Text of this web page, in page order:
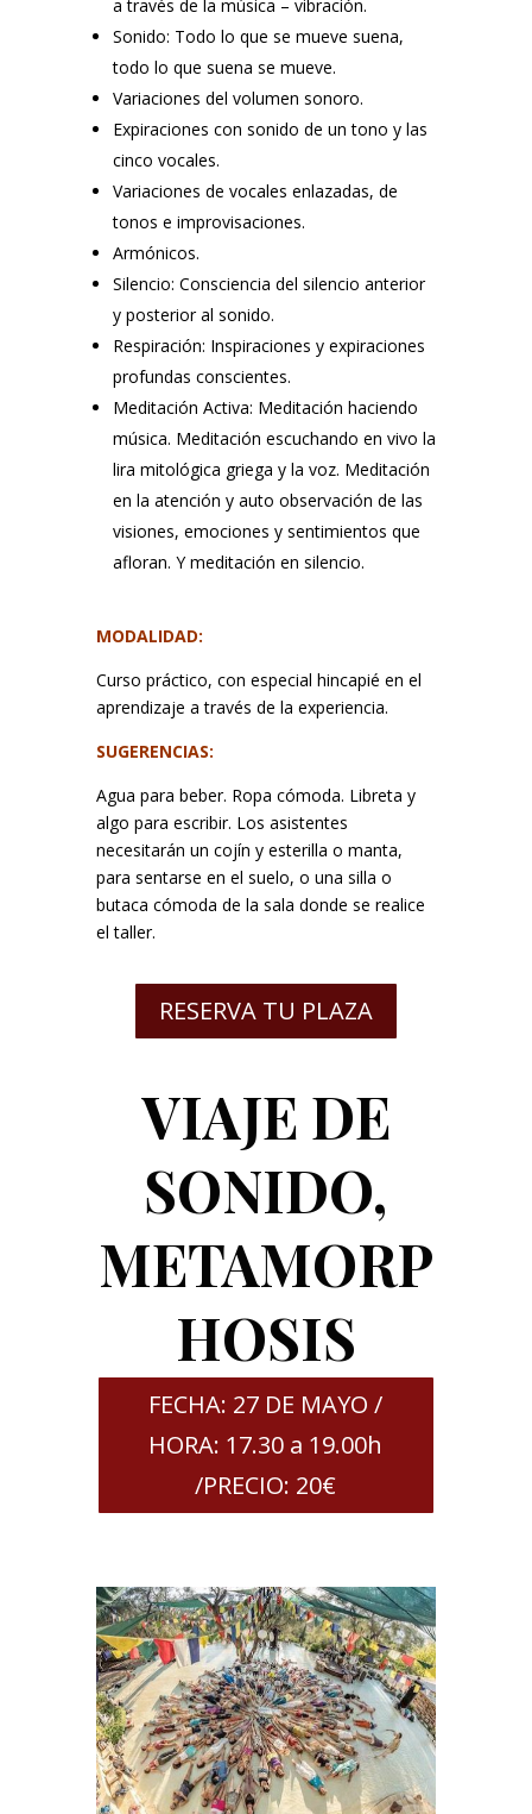
a través de la música – vibración.
Sonido: Todo lo que se mueve suena,
todo lo que suena se mueve.
Variaciones del volumen sonoro.
Expiraciones con sonido de un tono y las
cinco vocales.
Variaciones de vocales enlazadas, de
tonos e improvisaciones.
Armónicos.
Silencio: Consciencia del silencio anterior
y posterior al sonido.
Respiración: Inspiraciones y expiraciones
profundas conscientes.
Meditación Activa: Meditación haciendo
música. Meditación escuchando en vivo la
lira mitológica griega y la voz. Meditación
en la atención y auto observación de las
visiones, emociones y sentimientos que
afloran. Y meditación en silencio.
MODALIDAD:
Curso práctico, con especial hincapié en el
aprendizaje a través de la experiencia.
SUGERENCIAS:
Agua para beber. Ropa cómoda. Libreta y
algo para escribir. Los asistentes
necesitarán un cojín y esterilla o manta,
para sentarse en el suelo, o una silla o
butaca cómoda de la sala donde se realice
el taller.
RESERVA TU PLAZA
VIAJE DE
SONIDO,
METAMORP
HOSIS
FECHA: 27 DE MAYO /
HORA: 17.30 a 19.00h
/PRECIO: 20€